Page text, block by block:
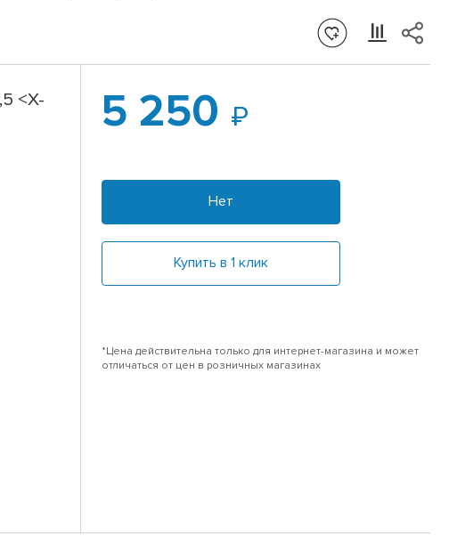
<X-
5 250
Нет
Купить в 1 клик
*Цена действительна только для интернет-магазина и может
отличаться от цен в розничных магазинах